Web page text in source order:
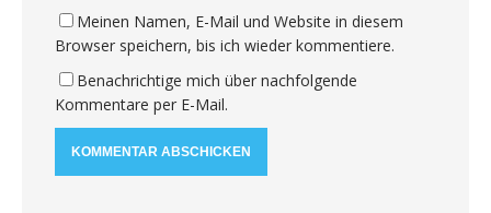
Meinen Namen, E-Mail und Website in diesem
Browser speichern, bis ich wieder kommentiere.
Benachrichtige mich über nachfolgende
Kommentare per E-Mail.